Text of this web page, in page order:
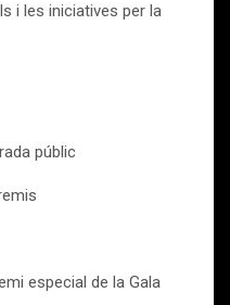
i les iniciatives per la
públic
especial de la Gala